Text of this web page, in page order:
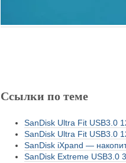
Ссылки по теме
SanDisk Ultra Fit USB3.0
SanDisk Ultra Fit USB3.0
SanDisk iXpand —
SanDisk Extreme USB3.0